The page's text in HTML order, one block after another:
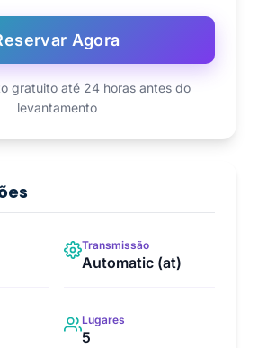
Agora
gratuito até 24 horas antes do
levantamento
Transmissão
Automatic (at)
Lugares
5